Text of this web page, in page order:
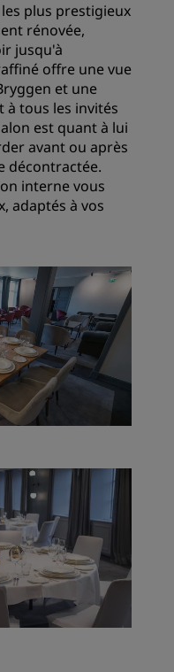
plus prestigieux
rénovée,
jusqu'à
offre une vue
et une
à tous les invités
est quant à lui
avant ou après
décontractée.
interne vous
adaptés à vos